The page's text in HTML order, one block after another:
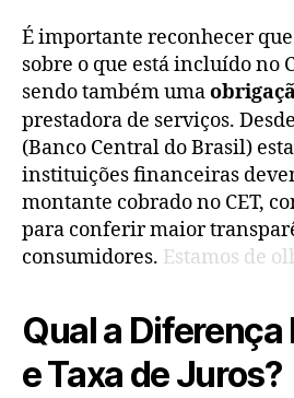
É importante reconhecer
sobre o que está incluído no
sendo também uma
prestadora de serviços.
(Banco Central do Brasil)
instituições financeiras
montante cobrado no CET,
para conferir maior
consumidores. Estamos de
Qual a Diferença
e Taxa de Juros?